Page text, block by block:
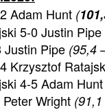
Adam Hunt (
5-0 Justin Pipe
Justin Pipe (95,4
Krzysztof
4-5 Adam Hunt
Wright